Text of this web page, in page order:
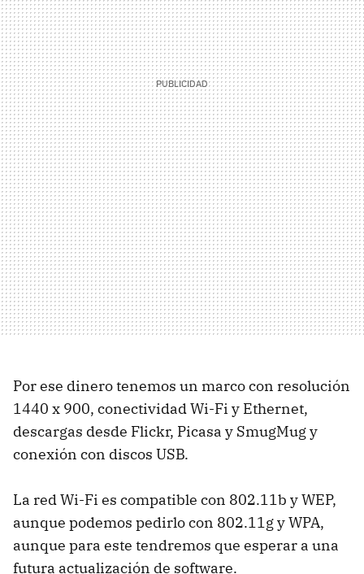
Por ese dinero tenemos un marco con resolución
1440 x 900, conectividad Wi-Fi y Ethernet,
descargas desde Flickr, Picasa y SmugMug y
conexión con discos USB.
La red Wi-Fi es compatible con 802.11b y WEP,
aunque podemos pedirlo con 802.11g y WPA,
aunque para este tendremos que esperar a una
futura actualización de software.